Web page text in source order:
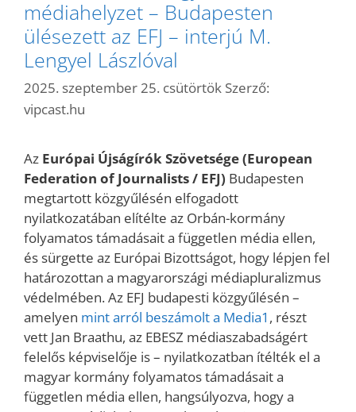
médiahelyzet – Budapesten
ülésezett az EFJ – interjú M.
Lengyel Lászlóval
2025. szeptember 25. csütörtök Szerző:
vipcast.hu
Az Európai Újságírók Szövetsége (European
Federation of Journalists / EFJ) Budapesten
megtartott közgyűlésén elfogadott
nyilatkozatában elítélte az Orbán-kormány
folyamatos támadásait a független média ellen,
és sürgette az Európai Bizottságot, hogy lépjen fel
határozottan a magyarországi médiapluralizmus
védelmében. Az EFJ budapesti közgyűlésén –
amelyen mint arról beszámolt a Media1 , részt
vett Jan Braathu, az EBESZ médiaszabadságért
felelős képviselője is – nyilatkozatban ítélték el a
magyar kormány folyamatos támadásait a
független média ellen, hangsúlyozva, hogy a